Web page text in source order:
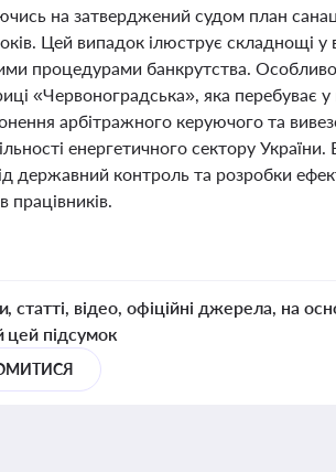
на затверджений судом план
Цей випадок ілюструє складнощі у
процедурами банкрутства.
«Червоноградська», яка перебуває у
арбітражного керуючого та
енергетичного сектору України.
державний контроль та розробки
працівників.
відео, офіційні джерела, на
підсумок